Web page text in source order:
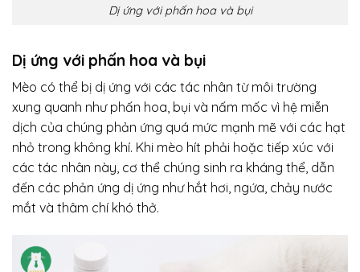
Dị ứng với phấn hoa và bụi
Dị ứng với phấn hoa và bụi
Mèo có thể bị dị ứng với các tác nhân từ môi trường
xung quanh như phấn hoa, bụi và nấm mốc vì hệ miễn
dịch của chúng phản ứng quá mức mạnh mẽ với các hạt
nhỏ trong không khí. Khi mèo hít phải hoặc tiếp xúc với
các tác nhân này, cơ thể chúng sinh ra kháng thể, dẫn
đến các phản ứng dị ứng như hắt hơi, ngứa, chảy nước
mắt và thâm chí khó thở.